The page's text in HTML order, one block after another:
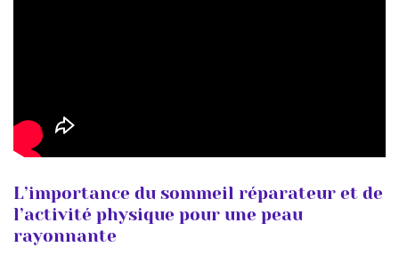
L’importance du sommeil réparateur et de
l’activité physique pour une peau
rayonnante